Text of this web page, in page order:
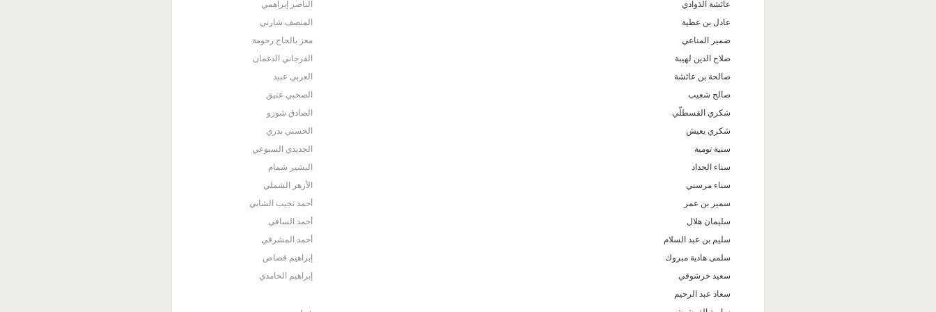
عائشة الذوادي
عادل بن عطية
ضمير المناعي
صلاح الدين لهيبة
صالحة بن عائشة
صالح شعيب
شكري القسطلّي
شكري يعيش
سنية تومية
سناء الحداد
سناء مرسني
سمير بن عمر
سليمان هلال
سليم بن عبد السلام
سلمى هادية مبروك
سعيد خرشوفي
سعاد عبد الرحيم
الناصر إبراهمي
المنصف شارني
معز بالحاج رحومة
الفرجاني الدغمان
العربي عبيد
الصحبي عتيق
الصادق شورو
الحسني بدري
الجديدي السبوعي
البشير شمام
الأزهر الشملي
أحمد نجيب الشابي
أحمد السافي
أحمد المشرقي
إبراهيم قصاص
إبراهيم الحامدي